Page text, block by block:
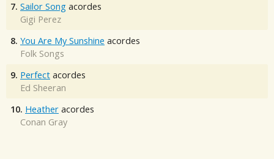
7. Sailor Song acordes
Gigi Perez
8. You Are My Sunshine acordes
Folk Songs
9. Perfect acordes
Ed Sheeran
10. Heather acordes
Conan Gray